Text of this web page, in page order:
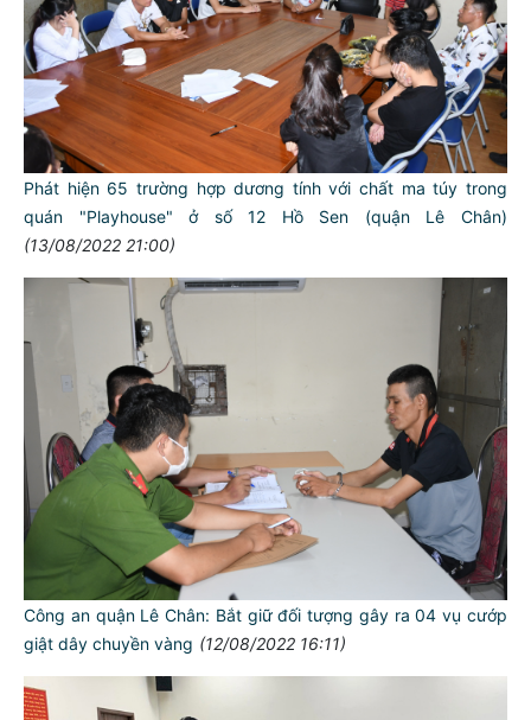
Phát hiện 65 trường hợp dương tính với chất ma túy trong
quán "Playhouse" ở số 12 Hồ Sen (quận Lê Chân)
(13/08/2022 21:00)
Công an quận Lê Chân: Bắt giữ đối tượng gây ra 04 vụ cướp
giật dây chuyền vàng (12/08/2022 16:11)